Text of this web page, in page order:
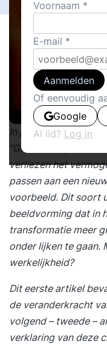
In juni 2014 deed
“Grote bedrijven zijn
verliezen het
passen aan een
voorbeeld. Dit soort
beeldvorming dat in
transformatiemeer
onder lijken te gaan.
werkelijkheid?
Dit eerste artikel
de veranderkracht
volgend – tweede –
verklaring van deze
Voornaam
E-mail
Aanmelden
Of eenvoudig
Google
Al lid? Log in